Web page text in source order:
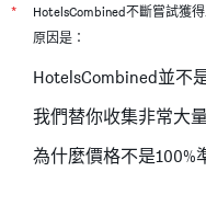
* HotelsCombined不斷嘗試獲
原因是：
HotelsCombined並不
我們替你收集非常大
為什麼價格不是100%